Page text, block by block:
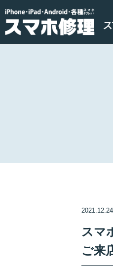
2021.12.24
スマ
ご来